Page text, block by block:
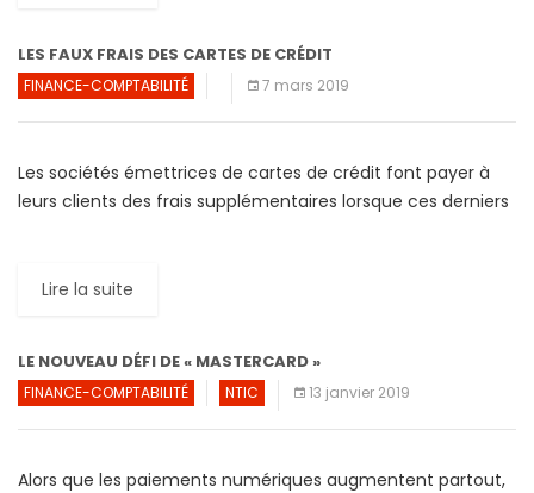
LES FAUX FRAIS DES CARTES DE CRÉDIT
FINANCE-COMPTABILITÉ 7 mars 2019
Les sociétés émettrices de cartes de crédit font payer à
leurs clients des frais supplémentaires lorsque ces derniers
Lire la suite
LE NOUVEAU DÉFI DE « MASTERCARD »
FINANCE-COMPTABILITÉ NTIC 13 janvier 2019
Alors que les paiements numériques augmentent partout,